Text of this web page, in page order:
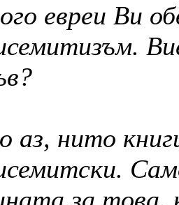
евреи Ви
аз, нито